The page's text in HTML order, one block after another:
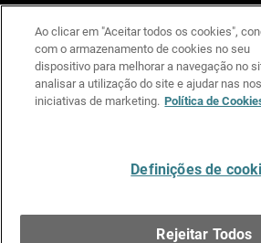
LinkedIn
X FacebookInstagram
YouTube
Ao clicar em "Aceitar todos os cookies",
com o armazenamento de cookies no seu
dispositivo para melhorar a navegação no
analisar a utilização do site e ajudar nas
iniciativas de marketing. Política de
Definições de
Rejeitar Todos